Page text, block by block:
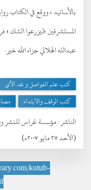
(الأحد ٢٧ مايو ٢٠٠٧ء)
الناشر :مؤسسة غراس للنشر
بالأسانيد ، ووقع في الكتاب
المستشرقين ؛ليزرعوا الشك
عبدالله الهلالي جزاه الله خير.
كتب علم الفواصل و عد الآي
كتب الوقف والابتداء
kutub-